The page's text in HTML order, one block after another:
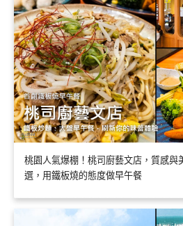
桃園人氣爆棚！桃司廚藝文店，質感與
選，用鐵板燒的態度做早午餐